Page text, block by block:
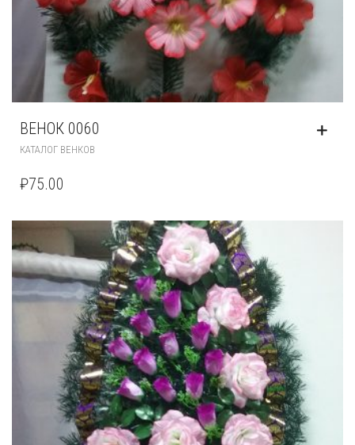
ВЕНОК 0060
КАТАЛОГ ВЕНКОВ
₽75.00